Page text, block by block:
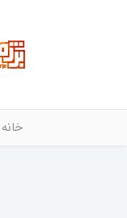
خانه